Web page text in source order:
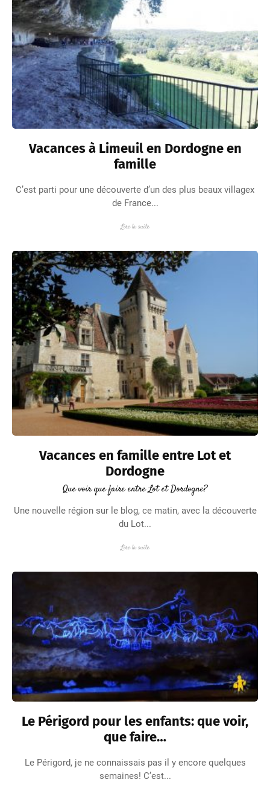
Vacances à Limeuil en Dordogne en
famille
C’est parti pour une découverte d’un des plus beaux villagex
de France...
Lire la suite
Vacances en famille entre Lot et
Dordogne
Que voir que faire entre Lot et Dordogne?
Une nouvelle région sur le blog, ce matin, avec la découverte
du Lot...
Lire la suite
Le Périgord pour les enfants: que voir,
que faire…
Le Périgord, je ne connaissais pas il y encore quelques
semaines! C’est...